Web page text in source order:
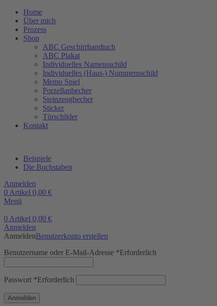
Home
Über mich
Prozess
Shop
ABC Geschirrhandtuch
ABC Plakat
Individuelles Namensschild
Individuelles (Haus-) Nummernschild
Memo Spiel
Porzellanbecher
Steinzeugbecher
Sticker
Türschilder
Kontakt
Beispiele
Die Buchstaben
Anmelden
0 Artikel 0,00 €
Menü
0 Artikel 0,00 €
Anmelden
AnmeldenBenutzerkonto erstellen
Benutzername oder E-Mail-Adresse *Erforderlich
Passwort *Erforderlich
Anmelden